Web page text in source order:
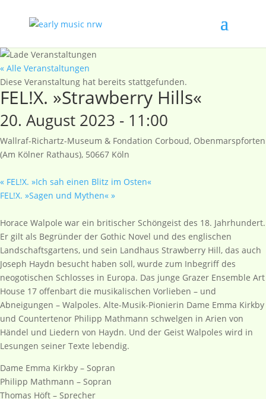
« Alle Veranstaltungen
Diese Veranstaltung hat bereits stattgefunden.
FEL!X. »Strawberry Hills«
20. August 2023 - 11:00
Wallraf-Richartz-Museum & Fondation Corboud, Obenmarspforten
(Am Kölner Rathaus), 50667 Köln
« FEL!X. »Ich sah einen Blitz im Osten«
FEL!X. »Sagen und Mythen« »
Horace Walpole war ein britischer Schöngeist des 18. Jahrhundert.
Er gilt als Begründer der Gothic Novel und des englischen
Landschaftsgartens, und sein Landhaus Strawberry Hill, das auch
Joseph Haydn besucht haben soll, wurde zum Inbegriff des
neogotischen Schlosses in Europa. Das junge Grazer Ensemble Art
House 17 offenbart die musikalischen Vorlieben – und
Abneigungen – Walpoles. Alte-Musik-Pionierin Dame Emma Kirkby
und Countertenor Philipp Mathmann schwelgen in Arien von
Händel und Liedern von Haydn. Und der Geist Walpoles wird in
Lesungen seiner Texte lebendig.
Dame Emma Kirkby – Sopran
Philipp Mathmann – Sopran
Thomas Höft – Sprecher